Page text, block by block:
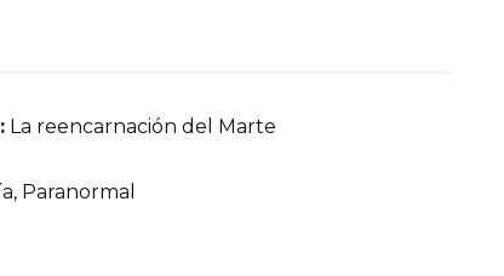
La reencarnación del Marte
Paranormal